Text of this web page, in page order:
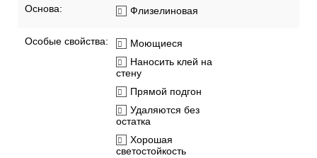
Основа: Флизелиновая
Особые свойства:
Моющиеся
Наносить клей на
стену
Прямой подгон
Удаляются без
остатка
Хорошая
светостойкость